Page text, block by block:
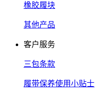
橡胶履块
其他产品
客户服务
三包条款
履带保养使用小贴士